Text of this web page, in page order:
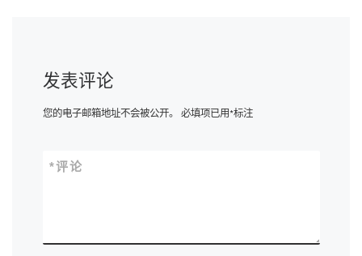
发表评论
您的电子邮箱地址不会被公开。 必填项已用*标注
评论
*